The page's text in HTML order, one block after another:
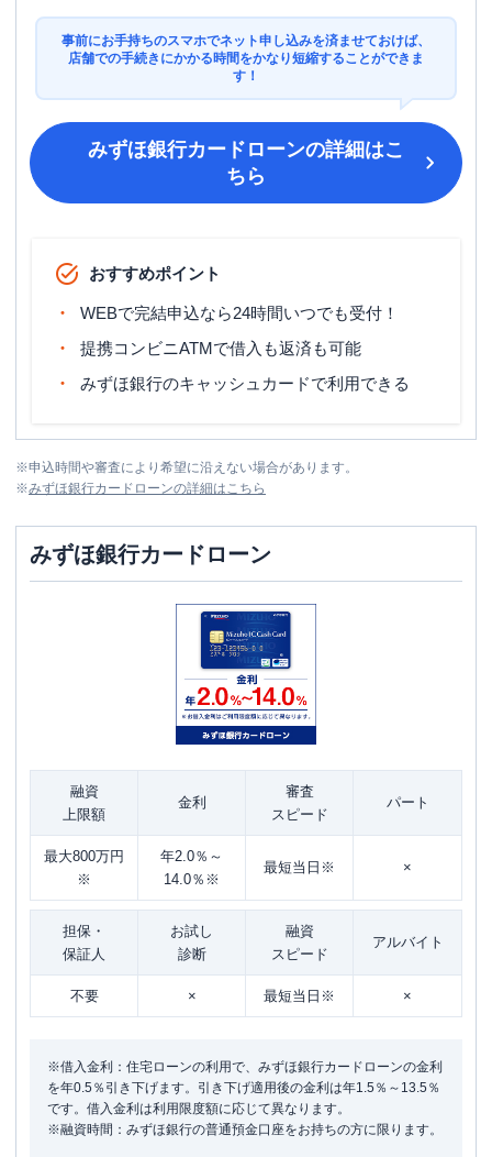
事前にお手持ちのスマホでネット申し込みを済ませておけば、
店舗での手続きにかかる時間をかなり短縮することができま
す！
みずほ銀行カードローンの詳細はこ
ちら
おすすめポイント
WEBで完結申込なら24時間いつでも受付！
提携コンビニATMで借入も返済も可能
みずほ銀行のキャッシュカードで利用できる
※申込時間や審査により希望に沿えない場合があります。
※みずほ銀行カードローンの詳細はこちら
みずほ銀行カードローン
融資
上限額
金利
審査
スピード
パート
最大800万円
※
年2.0％～
14.0％※
最短当日※ ×
担保・
保証人
お試し
診断
融資
スピード
アルバイト
不要 × 最短当日※ ×
※借入金利：住宅ローンの利用で、みずほ銀行カードローンの金利
を年0.5％引き下げます。引き下げ適用後の金利は年1.5％～13.5％
です。借入金利は利用限度額に応じて異なります。
※融資時間：みずほ銀行の普通預金口座をお持ちの方に限ります。